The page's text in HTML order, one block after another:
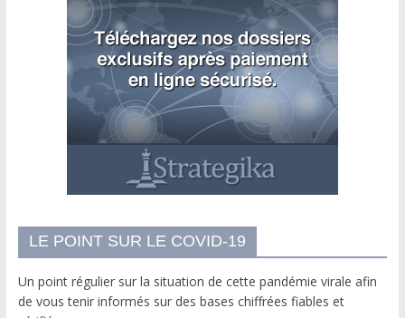
LE POINT SUR LE COVID-19
Un point régulier sur la situation de cette pandémie virale afin
de vous tenir informés sur des bases chiffrées fiables et